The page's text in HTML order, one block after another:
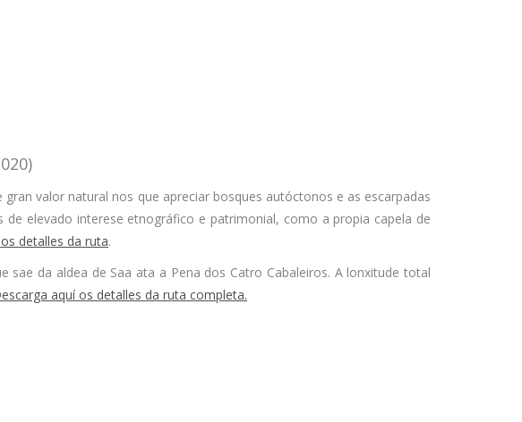
valor natural nos que apreciar bosques autóctonos e as escarpadas
elevado interese etnográfico e patrimonial, como a propia capela de
detalles da ruta.
da aldea de Saa ata a Pena dos Catro Cabaleiros. A lonxitude total
aquí os detalles da ruta completa.